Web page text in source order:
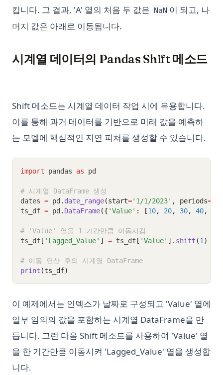
킵니다. 그 결과, 'A' 열의 처음 두 값은 NaN 이 되고, 나
머지 값은 아래로 이동됩니다.
시계열 데이터의 Pandas Shift 메소드
Shift 메소드는 시계열 데이터 작업 시에 유용합니다.
이를 통해 과거 데이터를 기반으로 미래 값을 예측하
는 모델에 핵심적인 지연 피쳐를 생성할 수 있습니다.
import pandas as pd
# 시계열 DataFrame 생성
dates = pd . date_range(start='1/1/2023' , periods=
ts_df = pd . DataFrame({ 'Value' : [10, 20, 30, 40,
# 'Value' 열을 1 기간만큼 이동시킴
ts_df [ 'Lagged_Value' ] = ts_df [ 'Value' ]. shift (1 )
# 이동 연산 후의 시계열 DataFrame
print (ts_df)
이 예제에서는 인덱스가 날짜로 구성되고 'Value' 열에
일부 임의의 값을 포함하는 시계열 DataFrame을 만
듭니다. 그런 다음 Shift 메소드를 사용하여 'Value' 열
을 한 기간만큼 이동시켜 'Lagged_Value' 열을 생성합
니다.